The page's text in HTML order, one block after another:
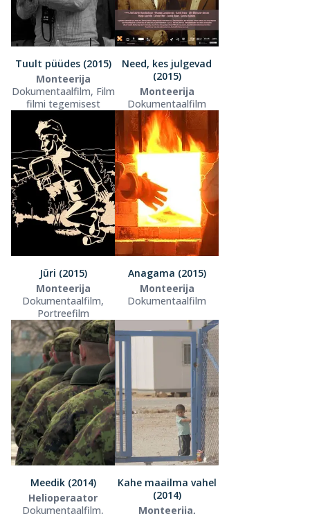
Tuult püüdes (2015)
Monteerija
Dokumentaalfilm, Film
filmi tegemisest
Need, kes julgevad
(2015)
Monteerija
Dokumentaalfilm
Jüri (2015)
Monteerija
Dokumentaalfilm,
Portreefilm
Anagama (2015)
Monteerija
Dokumentaalfilm
Meedik (2014)
Helioperaator
Dokumentaalfilm,
Kahe maailma vahel
(2014)
Monteerija,